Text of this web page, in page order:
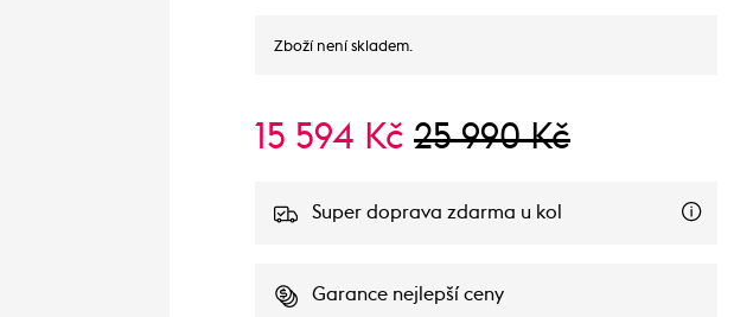
Zboží není skladem.
15 594 Kč 25 990 Kč
Super doprava zdarma u kol
Garance nejlepší ceny